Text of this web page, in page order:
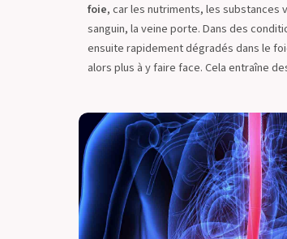
foie, car les nutriments, les substances
sanguin, la veine porte. Dans des
ensuite rapidement dégradés dans le
alors plus à y faire face. Cela entraîne